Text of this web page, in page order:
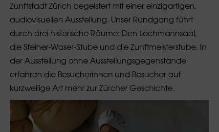
Zunftstadt Zürich begeistert mit einer einzigartigen,
audiovisuellen Ausstellung. Unser Rundgang führt
durch drei historische Räume: Den Lochmannsaal,
die Steiner-Waser-Stube und die Zunftmeisterstube. In
der Ausstellung ohne Ausstellungsgegenstände
erfahren die Besucherinnen und Besucher auf
kurzweilige Art mehr zur Zürcher Geschichte.